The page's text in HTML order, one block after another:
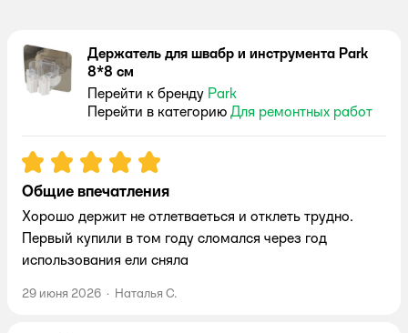
Держатель для швабр и инструмента Park
8*8 см
Перейти к бренду Park
Перейти в категорию Для ремонтных работ
Рейтинг:5
Общие впечатления
Хорошо держит не отлетваеться и отклеть трудно.
Первый купили в том году сломался через год
использования ели сняла
29 июня 2026 · Наталья С.